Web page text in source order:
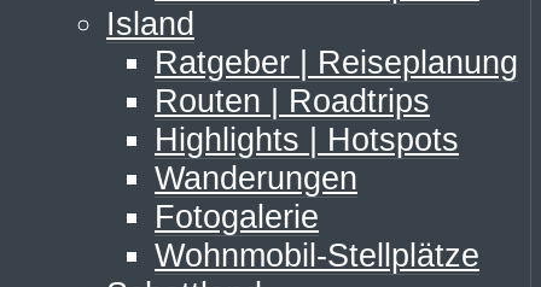
Island
Ratgeber | Reiseplanung
Routen | Roadtrips
Highlights | Hotspots
Wanderungen
Fotogalerie
Wohnmobil-Stellplätze